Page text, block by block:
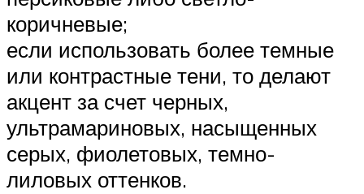
коричневые;
если использовать более темные
или контрастные тени, то делают
акцент за счет черных,
ультрамариновых, насыщенных
серых, фиолетовых, темно-
лиловых оттенков.